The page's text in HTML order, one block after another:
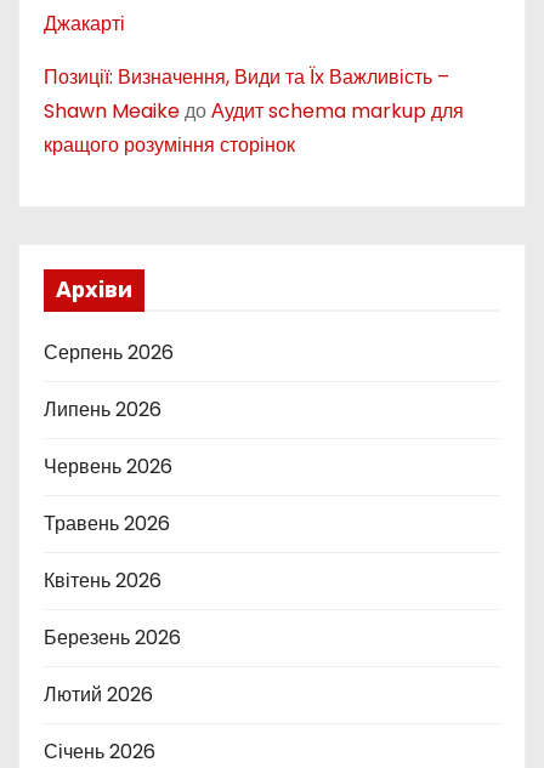
Джакарті
Позиції: Визначення, Види та Їх Важливість –
Shawn MeaikeдоАудит schema markup для
кращого розуміння сторінок
Архіви
Серпень 2026
Липень 2026
Червень 2026
Травень 2026
Квітень 2026
Березень 2026
Лютий 2026
Січень 2026